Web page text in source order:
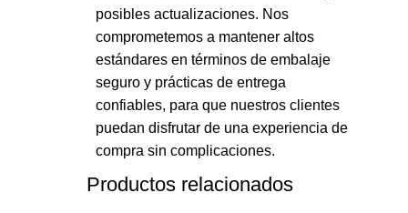
posibles actualizaciones. Nos
comprometemos a mantener altos
estándares en términos de embalaje
seguro y prácticas de entrega
confiables, para que nuestros clientes
puedan disfrutar de una experiencia de
compra sin complicaciones.
Productos relacionados